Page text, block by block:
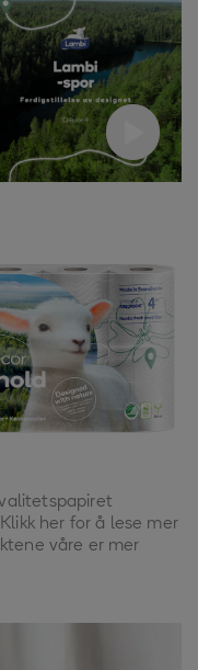
et
Klikk her for å lese mer
våre er mer